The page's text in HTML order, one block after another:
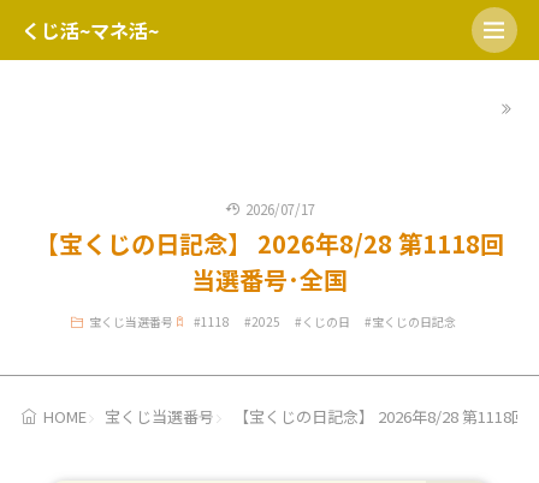
くじ活~マネ活~
2026/07/17
【宝くじの日記念】 2026年8/28 第1118回
当選番号･全国
宝くじ当選番号 #1118 #2025 # くじの日 #宝くじの日記念
HOME 宝くじ当選番号 【宝くじの日記念】 2026年8/28 第1118回